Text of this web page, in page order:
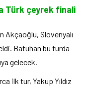
Türk çeyrek finali
Akçaoğlu, Slovenyalı
Batuhan bu turda
gelecek.
ilk tur, Yakup Yıldız